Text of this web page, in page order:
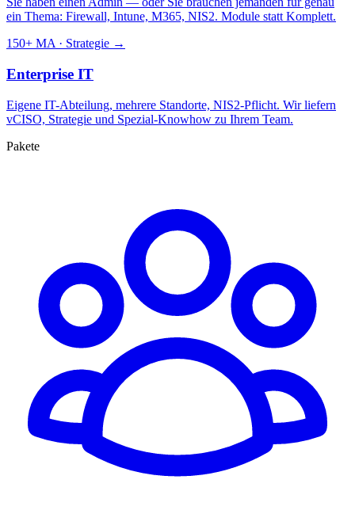
ein Thema: Firewall, Intune, M365, NIS2. Module statt Komplett.
150+ MA · Strategie →
Enterprise IT
Eigene IT-Abteilung, mehrere Standorte, NIS2-Pflicht. Wir liefern
vCISO, Strategie und Spezial-Knowhow zu Ihrem Team.
Pakete